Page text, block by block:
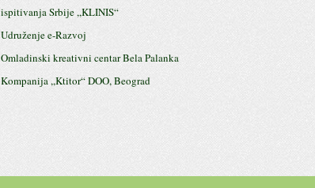
ispitivanja Srbije ,,KLINIS“
Udruženje e-Razvoj
Omladinski kreativni centar Bela Palanka
Kompanija ,,Ktitor“ DOO, Beograd